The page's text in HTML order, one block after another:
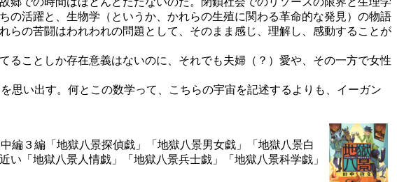
活躍と、生物学（というか、かれらの生殖に関わる革命的な発見）の物語
の苦闘はわれわれの問題として、そのまま感じ、理解し、感動することが
ことしか存在意義はないのに、それでも夫婦（？）愛や、その一方で女性
い出す。何とこの数学って、こちらの宇宙を記述するよりも、イーガン
編３編「地獄八景探偵戯」「地獄八景男女戯」「地獄八景白
「地獄八景人情戯」「地獄八景兵士戯」「地獄八景科学戯」